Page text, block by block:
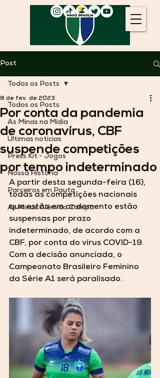
Post
Todos os Posts
As Minas na Mídia
Últimas notícias
Press Kit - Jogos
Nossa História
Parceiros em Pauta
As Minas Além do Campo
Todos os Posts
Por conta da pandemia
de coronavírus, CBF
suspende competições
por tempo indeterminado
8 de fev. de 2023
A partir desta segunda-feira (16),
todas as competições nacionais
que estão em andamento estão
suspensas por prazo
indeterminado, de acordo com a
CBF, por conta do vírus COVID-19.
Com a decisão anunciada, o
Campeonato Brasileiro Feminino
da Série A1 será paralisado.